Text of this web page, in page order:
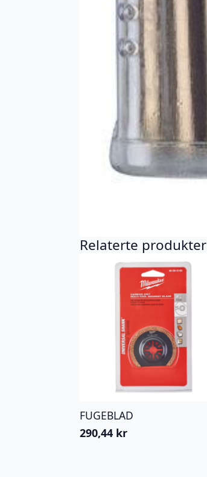
Relaterte produkter
FUGEBLAD
290,44 kr